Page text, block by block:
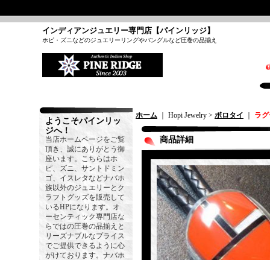
インディアンジュエリー専門店【パインリッジ】
ホピ・ズニなどのジュエリーリングやバングルなど圧巻の品揃え
ようこそパインリッ
ジへ！
当店ホームページをご覧
頂き、誠にありがとう御
座います。こちらはホ
ピ、ズニ、サントドミン
ゴ、イスレタなどナバホ
族以外のジュエリーとク
ラフトグッズを販売して
いるHPになります。オ
ーセンティック専門店な
らではの圧巻の品揃えと
リーズナブルなプライス
でご提供できるように心
がけております。ナバホ
ホーム ｜ Hopi Jewelry > ボロタイ ラ
商品詳細